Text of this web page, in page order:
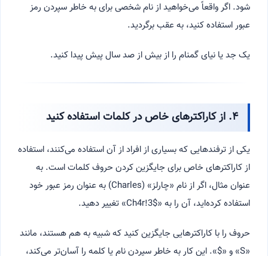
شود. اگر واقعاً می‌خواهید از نام شخصی برای به خاطر سپردن رمز
عبور استفاده کنید، به عقب برگردید.
یک جد یا نیای گمنام را از بیش از صد سال پیش پیدا کنید.
۴. از کاراکترهای خاص در کلمات استفاده کنید
یکی از ترفندهایی که بسیاری از افراد از آن استفاده می‌کنند، استفاده
از کاراکترهای خاص برای جایگزین کردن حروف کلمات است. به
عنوان مثال، اگر از نام «چارلز» (Charles) به عنوان رمز عبور خود
استفاده کرده‌اید، آن را به «Ch4r!3$» تغییر دهید.
حروف را با کاراکترهایی جایگزین کنید که شبیه به هم هستند، مانند
«S» و «$». این کار به خاطر سپردن نام یا کلمه را آسان‌تر می‌کند،